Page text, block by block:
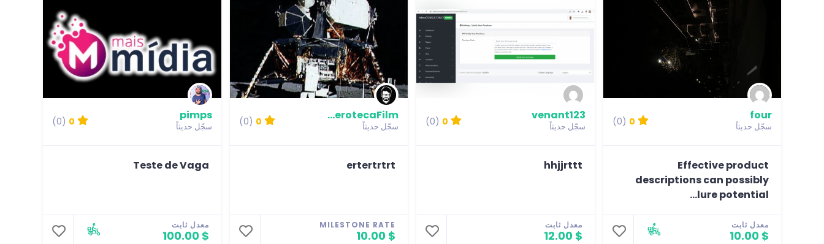
four
سجّل حديثاً 0
(0)
Effective product
descriptions can possibly
lure potential...
معدل ثابت
$ 10.00
venant123
سجّل حديثاً 0
(0)
hhjjrttt
معدل ثابت
$ 12.00
HemerotecaFilm
سجّل حديثاً 0
(0)
ertertrtrt
MILESTONE RATE
$ 10.00
pimps
سجّل حديثاً 0
(0)
Teste de Vaga
معدل ثابت
$ 100.00